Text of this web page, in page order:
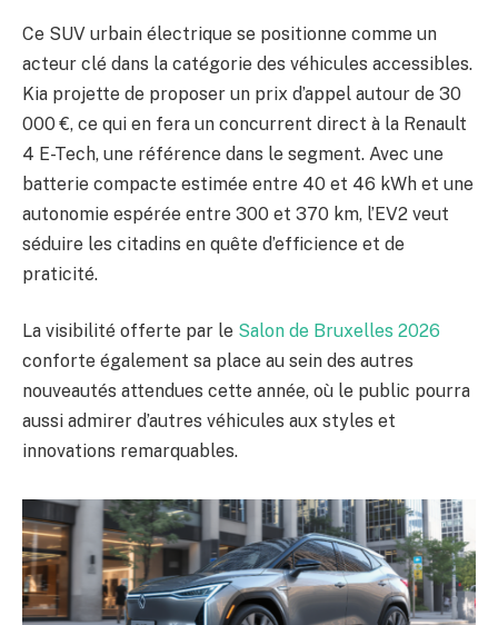
Ce SUV urbain électrique se positionne comme un
acteur clé dans la catégorie des véhicules accessibles.
Kia projette de proposer un prix d’appel autour de 30
000 €, ce qui en fera un concurrent direct à la Renault
4 E-Tech, une référence dans le segment. Avec une
batterie compacte estimée entre 40 et 46 kWh et une
autonomie espérée entre 300 et 370 km, l’EV2 veut
séduire les citadins en quête d’efficience et de
praticité.
La visibilité offerte par le Salon de Bruxelles 2026
conforte également sa place au sein des autres
nouveautés attendues cette année, où le public pourra
aussi admirer d’autres véhicules aux styles et
innovations remarquables.